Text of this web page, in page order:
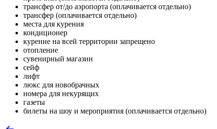
трансфер от/до аэропорта (оплачивается отдельно)
трансфер (оплачивается отдельно)
места для курения
кондиционер
курение на всей территории запрещено
отопление
сувенирный магазин
сейф
лифт
люкс для новобрачных
номера для некурящих
газеты
билеты на шоу и мероприятия (оплачивается отдельно)